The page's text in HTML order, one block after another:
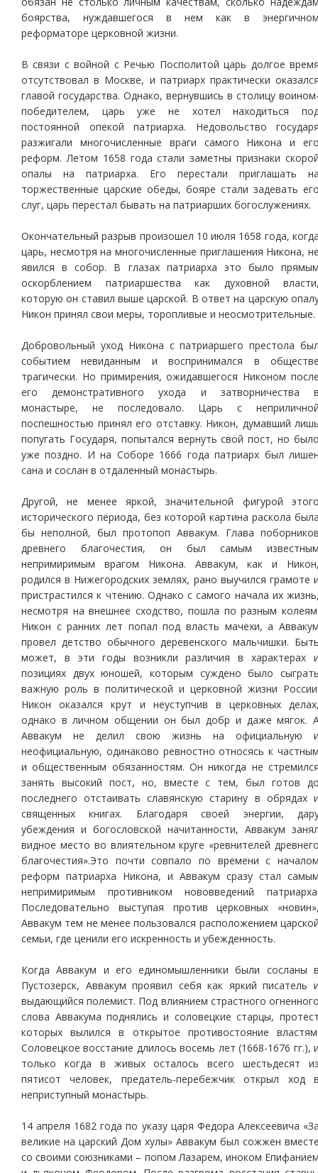
боярства, нуждавшегося в нем как в
реформаторе церковной жизни.
В связи с войной с Речью Посполитой царь долгое
отсутствовал в Москве, и патриарх практически
главой государства. Однако, вернувшись в столицу
победителем, царь уже не хотел находиться
постоянной опекой патриарха. Недовольство
разжигали многочисленные враги самого Никона и
реформ. Летом 1658 года стали заметны признаки
опалы на патриарха. Его перестали приглашать
торжественные царские обеды, бояре стали задевать
слуг, царь перестал бывать на патриарших богослужениях.
Окончательный разрыв произошел 10 июля 1658 года,
царь, несмотря на многочисленные приглашения Никона,
явился в собор. В глазах патриарха это было
оскорблением патриаршества как духовной
которую он ставил выше царской. В ответ на царскую
Никон принял свои меры, торопливые и неосмотрительные.
Добровольный уход Никона с патриаршего престола
событием невиданным и воспринимался в
трагически. Но примирения, ожидавшегося Никоном
его демонстративного ухода и затворничества
монастыре, не последовало. Царь с
поспешностью принял его отставку. Никон, думавший
попугать Государя, попытался вернуть свой пост, но
уже поздно. И на Соборе 1666 года патриарх был
сана и сослан в отдаленный монастырь.
Другой, не менее яркой, значительной фигурой
исторического периода, без которой картина раскола
бы неполной, был протопоп Аввакум. Глава
древнего благочестия, он был самым
непримиримым врагом Никона. Аввакум, как и
родился в Нижегородских землях, рано выучился грамоте
пристрастился к чтению. Однако с самого начала их
несмотря на внешнее сходство, пошла по разным
Никон с ранних лет попал под власть мачехи, а
провел детство обычного деревенского мальчишки.
может, в эти годы возникли различия в характерах
позициях двух юношей, которым суждено было
важную роль в политической и церковной жизни
Никон оказался крут и неуступчив в церковных
однако в личном общении он был добр и даже мягок.
Аввакум не делил свою жизнь на официальную
неофициальную, одинаково ревностно относясь к
и общественным обязанностям. Он никогда не
занять высокий пост, но, вместе с тем, был готов
последнего отстаивать славянскую старину в обрядах
священных книгах. Благодаря своей энергии,
убеждения и богословской начитанности, Аввакум
видное место во влиятельном круге «ревнителей
благочестия».Это почти совпало по времени с
реформ патриарха Никона, и Аввакум сразу стал
непримиримым противником нововведений
Последовательно выступая против церковных
Аввакум тем не менее пользовался расположением
семьи, где ценили его искренность и убежденность.
Когда Аввакум и его единомышленники были сосланы
Пустозерск, Аввакум проявил себя как яркий писатель
выдающийся полемист. Под влиянием страстного
слова Аввакума поднялись и соловецкие старцы,
которых вылился в открытое противостояние
Соловецкое восстание длилось восемь лет (1668-1676 гг.),
только когда в живых осталось всего шестьдесят
пятисот человек, предатель-перебежчик открыл ход
неприступный монастырь.
14 апреля 1682 года по указу царя Федора Алексеевича
великие на царский Дом хулы» Аввакум был сожжен
со своими союзниками – попом Лазарем, иноком